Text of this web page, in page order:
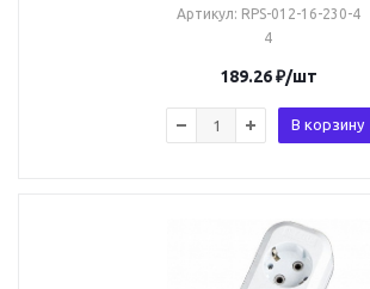
Артикул: RPS-012-16-230-4
4
189.26₽/шт
В корзину